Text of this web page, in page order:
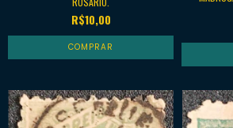
R$10,00